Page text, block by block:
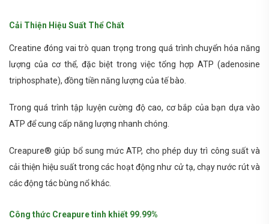
Cải Thiện Hiệu Suất Thể Chất
Creatine đóng vai trò quan trọng trong quá trình chuyển hóa năng
lượng của cơ thể, đặc biệt trong việc tổng hợp ATP (adenosine
triphosphate), đồng tiền năng lượng của tế bào.
Trong quá trình tập luyện cường độ cao, cơ bắp của bạn dựa vào
ATP để cung cấp năng lượng nhanh chóng.
Creapure® giúp bổ sung mức ATP, cho phép duy trì công suất và
cải thiện hiệu suất trong các hoạt động như cử tạ, chạy nước rút và
các động tác bùng nổ khác.
Công thức Creapure tinh khiết 99.99%